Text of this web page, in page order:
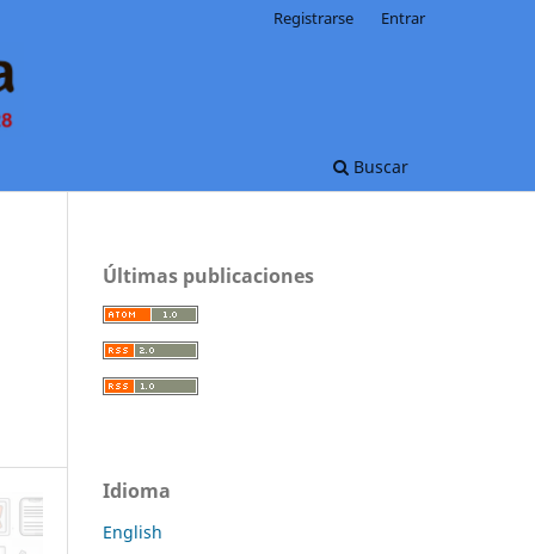
Buscar
Registrarse Entrar
Últimas publicaciones
Idioma
English